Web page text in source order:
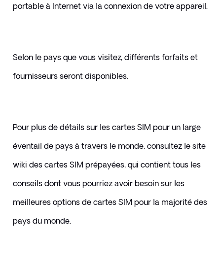
Selon le pays que vous visitez, différents forfaits et
fournisseurs seront disponibles.
Pour plus de détails sur les cartes SIM pour un large
éventail de pays à travers le monde, consultez le site
wiki des cartes SIM prépayées, qui contient tous les
conseils dont vous pourriez avoir besoin sur les
meilleures options de cartes SIM pour la majorité des
pays du monde.